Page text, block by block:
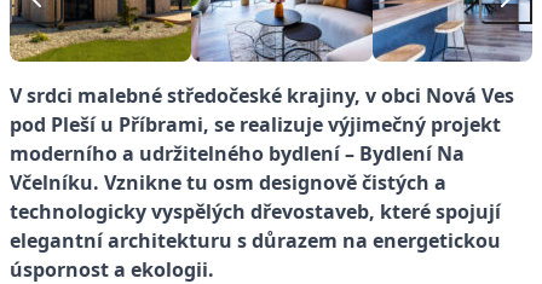
V srdci malebné středočeské krajiny, v obci Nová Ves
pod Pleší u Příbrami, se realizuje výjimečný projekt
moderního a udržitelného bydlení – Bydlení Na
Včelníku. Vznikne tu osm designově čistých a
technologicky vyspělých dřevostaveb, které spojují
elegantní architekturu s důrazem na energetickou
úspornost a ekologii.